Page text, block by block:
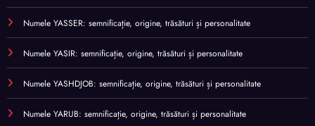
Numele YASSER: semnificație, origine, trăsături și personalitate
Numele YASIR: semnificație, origine, trăsături și personalitate
Numele YASHDJOB: semnificație, origine, trăsături și personalitate
Numele YARUB: semnificație, origine, trăsături și personalitate